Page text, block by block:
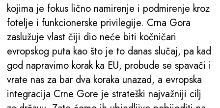
kojima je fokus lično namirenje i podmirenje kroz
fotelje i funkcionerske privilegije. Crna Gora
zaslužuje vlast čiji dio neće biti kočničari
evropskog puta kao što je to danas slučaj, pa kad
god napravimo korak ka EU, probude se spavači i
vrate nas za bar dva koraka unazad, a evropska
integracija Crne Gore je strateški najvažniji cilj